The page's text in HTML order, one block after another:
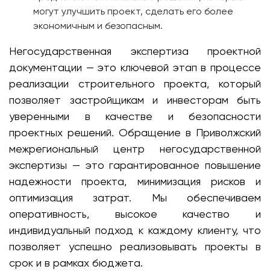
могут улучшить проект, сделать его более
экономичным и безопасным.
Негосударственная экспертиза проектной
документации — это ключевой этап в процессе
реализации строительного проекта, который
позволяет застройщикам и инвесторам быть
уверенными в качестве и безопасности
проектных решений. Обращение в Приволжский
межрегиональный центр негосударственной
экспертизы — это гарантированное повышение
надежности проекта, минимизация рисков и
оптимизация затрат. Мы обеспечиваем
оперативность, высокое качество и
индивидуальный подход к каждому клиенту, что
позволяет успешно реализовывать проекты в
срок и в рамках бюджета.